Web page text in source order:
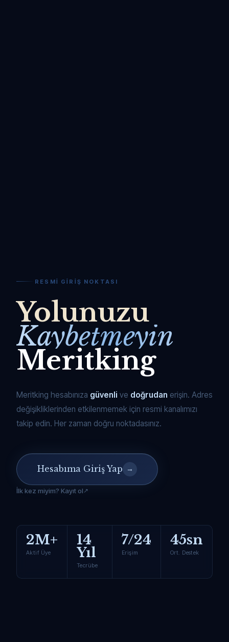
RESMI GIRIŞ NOKTASI
Yolunuzu
Kaybetmeyin
Meritking
Meritking hesabınıza güvenli ve doğrudan erişin. Adres
değişikliklerinden etkilenmemek için resmi kanalımızı
takip edin. Her zaman doğru noktadasınız.
Hesabıma Giriş Yap →
İlk kez miyim? Kayıt ol
2M+
Aktif Üye
14
Yıl
Tecrübe
7/24
Erişim
45sn
Ort. Destek